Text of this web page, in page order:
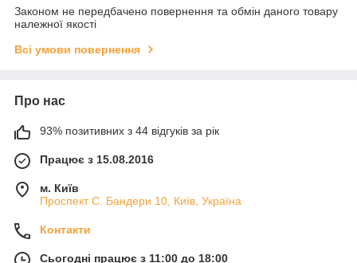
Законом не передбачено повернення та обмін даного товару
належної якості
Всі умови повернення
Про нас
93% позитивних з 44 відгуків за рік
Працює з 15.08.2016
м. Київ
Проспект С. Бандери 10, Київ, Україна
Контакти
Сьогодні працює з 11:00 до 18:00